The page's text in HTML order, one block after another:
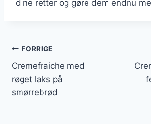
dine retter og gøre dem endnu
Indlægsnavigation
FORRIGE
Cremefraiche med
røget laks på
smørrebrød